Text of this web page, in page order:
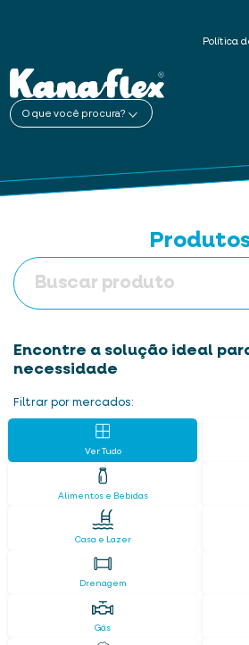
Política
O que você procura?
Encontre a solução ideal
necessidade
Filtrar por mercados:
Ver Tudo
Alimentos e Bebidas
Casa e Lazer
Drenagem
Gás